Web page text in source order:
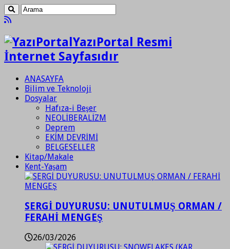
YazıPortal Resmi
İnternet Sayfasıdır
ANASAYFA
Bilim ve Teknoloji
Dosyalar
Hafıza-i Beşer
NEOLİBERALİZM
Deprem
EKİM DEVRİMİ
BELGESELLER
Kitap/Makale
Kent-Yaşam
SERGİ DUYURUSU: UNUTULMUŞ ORMAN /
FERAHİ MENGEŞ
26/03/2026